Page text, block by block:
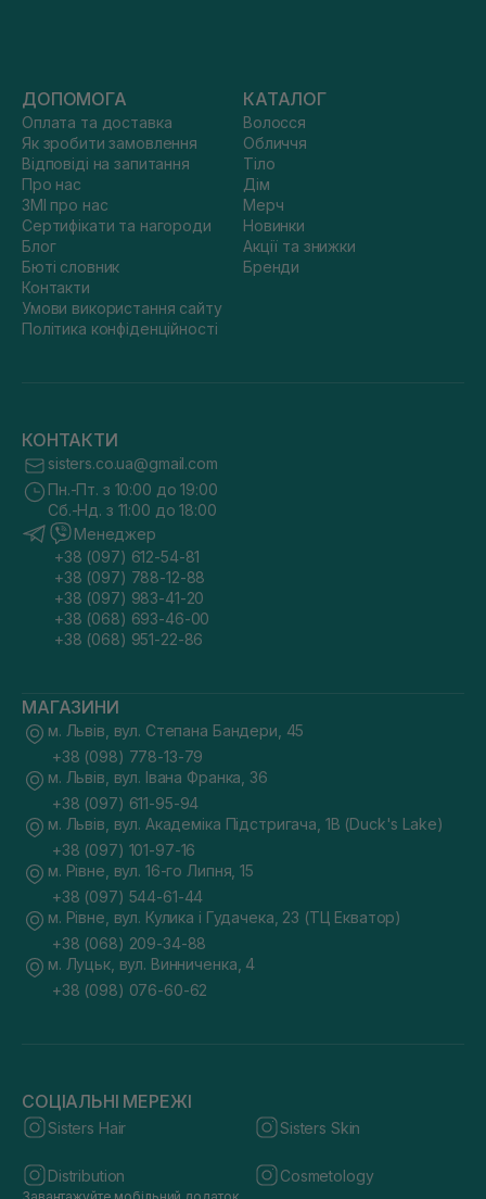
ДОПОМОГА
Оплата та доставка
Як зробити замовлення
Відповіді на запитання
Про нас
ЗМІ про нас
Сертифікати та нагороди
Блог
Бюті словник
Контакти
Умови використання сайту
Політика конфіденційності
КАТАЛОГ
Волосся
Обличчя
Тіло
Дім
Мерч
Новинки
Акції та знижки
Бренди
КОНТАКТИ
sisters.co.ua@gmail.com
Пн.-Пт. з 10:00 до 19:00
Сб.-Нд. з 11:00 до 18:00
Менеджер
+38 (097) 612-54-81
+38 (097) 788-12-88
+38 (097) 983-41-20
+38 (068) 693-46-00
+38 (068) 951-22-86
МАГАЗИНИ
м. Львів, вул. Степана Бандери, 45
+38 (098) 778-13-79
м. Львів, вул. Івана Франка, 36
+38 (097) 611-95-94
м. Львів, вул. Академіка Підстригача, 1В (Duck's Lake)
+38 (097) 101-97-16
м. Рівне, вул. 16-го Липня, 15
+38 (097) 544-61-44
м. Рівне, вул. Кулика і Гудачека, 23 (ТЦ Екватор)
+38 (068) 209-34-88
м. Луцьк, вул. Винниченка, 4
+38 (098) 076-60-62
СОЦІАЛЬНІ МЕРЕЖІ
Sisters Hair Sisters Skin
Distribution Cosmetology